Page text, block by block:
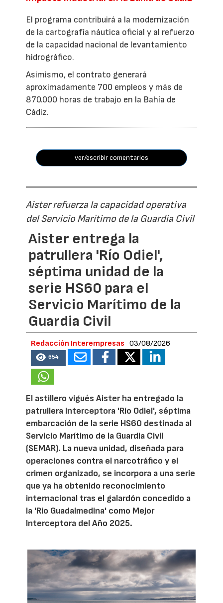
El programa contribuirá a la modernización
de la cartografía náutica oficial y al refuerzo
de la capacidad nacional de levantamiento
hidrográfico.
Asimismo, el contrato generará
aproximadamente 700 empleos y más de
870.000 horas de trabajo en la Bahía de
Cádiz.
ver/escribir comentarios
Aister refuerza la capacidad operativa
del Servicio Marítimo de la Guardia Civil
Aister entrega la
patrullera 'Río Odiel',
séptima unidad de la
serie HS60 para el
Servicio Marítimo de la
Guardia Civil
Redacción Interempresas 03/08/2026
654
El astillero vigués Aister ha entregado la
patrullera interceptora 'Río Odiel', séptima
embarcación de la serie HS60 destinada al
Servicio Marítimo de la Guardia Civil
(SEMAR). La nueva unidad, diseñada para
operaciones contra el narcotráfico y el
crimen organizado, se incorpora a una serie
que ya ha obtenido reconocimiento
internacional tras el galardón concedido a
la 'Río Guadalmedina' como Mejor
Interceptora del Año 2025.